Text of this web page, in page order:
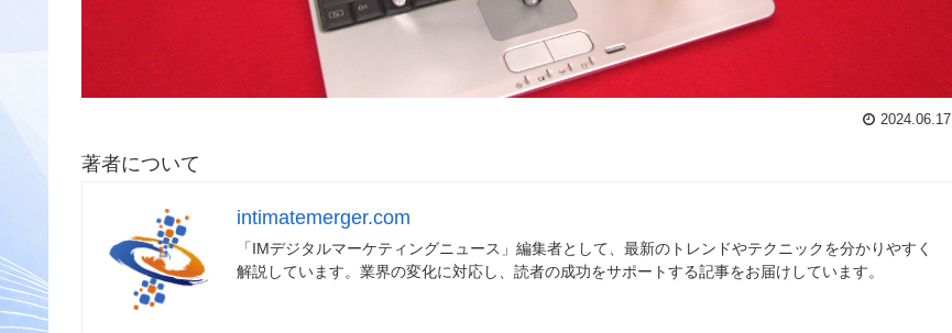
2024.06.17
著者について
intimatemerger.com
「IMデジタルマーケティングニュース」編集者として、最新のトレンドやテクニックを分かりやすく
解説しています。業界の変化に対応し、読者の成功をサポートする記事をお届けしています。